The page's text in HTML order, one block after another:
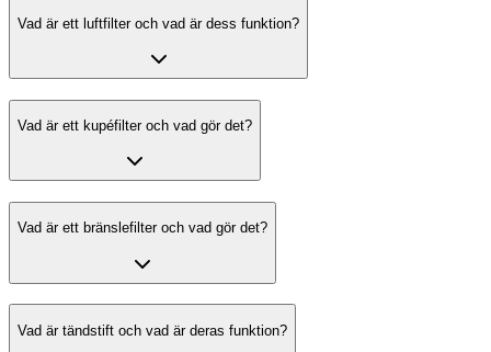
Vad är ett luftfilter och vad är dess funktion?
Vad är ett kupéfilter och vad gör det?
Vad är ett bränslefilter och vad gör det?
Vad är tändstift och vad är deras funktion?